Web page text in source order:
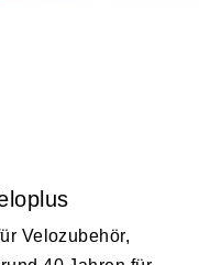
Velozubehör,